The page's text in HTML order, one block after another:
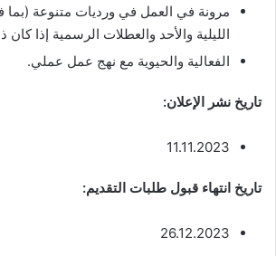
مرونة في العمل في ورديات متنوعة (بما
الليلية والأحد والعطلات الرسمية إذا
الفعالية والحيوية مع نهج عمل عملي.
تاريخ نشر الإعلان:
11.11.2023
تاريخ انتهاء قبول طلبات التقديم:
26.12.2023